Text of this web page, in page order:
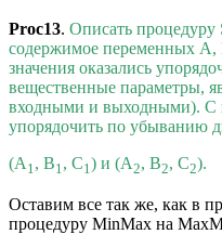
Proc13. Описать
содержимое переменных A,
значения оказались
вещественные параметры,
входными и выходными). С
упорядочить по убыванию
(A 1 , B1 , C1 ) и (A2, B2, C2).
Оставим все так же, как в
процедуру MinMax на